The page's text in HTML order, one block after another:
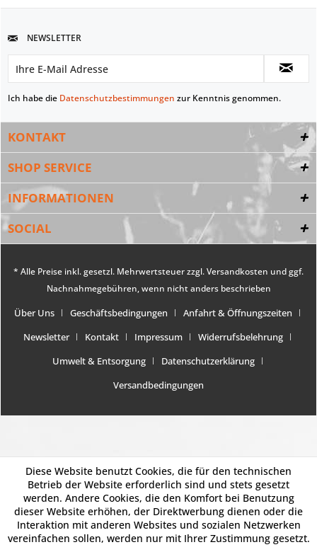
NEWSLETTER
Ich habe die Datenschutzbestimmungen zur Kenntnis genommen.
KONTAKT
SHOP SERVICE
INFORMATIONEN
SOCIAL
* Alle Preise inkl. gesetzl. Mehrwertsteuer zzgl.Versandkosten und ggf.
Nachnahmegebühren, wenn nicht anders beschrieben
Über Uns Geschäftsbedingungen
Anfahrt & Öffnungszeiten
Newsletter
Kontakt Impressum
Widerrufsbelehrung
Umwelt & Entsorgung
Datenschutzerklärung
Versandbedingungen
Diese Website benutzt Cookies, die für den technischen
Betrieb der Website erforderlich sind und stets gesetzt
werden. Andere Cookies, die den Komfort bei Benutzung
dieser Website erhöhen, der Direktwerbung dienen oder die
Interaktion mit anderen Websites und sozialen Netzwerken
vereinfachen sollen, werden nur mit Ihrer Zustimmung gesetzt.